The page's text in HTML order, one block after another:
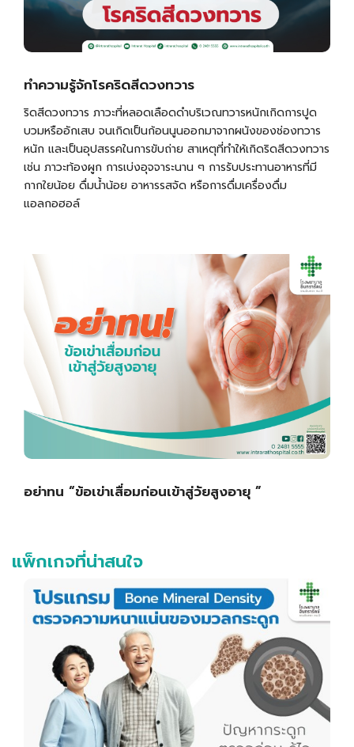
ทำความรู้จักโรคริดสีดวงทวาร
ริดสีดวงทวาร ภาวะที่หลอดเลือดดำบริเวณทวารหนักเกิดการปูด
บวมหรืออักเสบ จนเกิดเป็นก้อนนูนออกมาจากผนังของช่องทวาร
หนัก และเป็นอุปสรรคในการขับถ่าย สาเหตุที่ทำให้เกิดริดสีดวงทวาร
เช่น ภาวะท้องผูก การเบ่งอุจจาระนาน ๆ การรับประทานอาหารที่มี
กากใยน้อย ดื่มน้ำน้อย อาหารรสจัด หรือการดื่มเครื่องดื่ม
แอลกอฮอล์
อย่าทน “ข้อเข่าเสื่อมก่อนเข้าสู่วัยสูงอายุ ”
แพ็กเกจที่น่าสนใจ